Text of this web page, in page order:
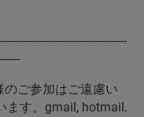
ご参加はご遠慮い
ます。gmail, hotmail.